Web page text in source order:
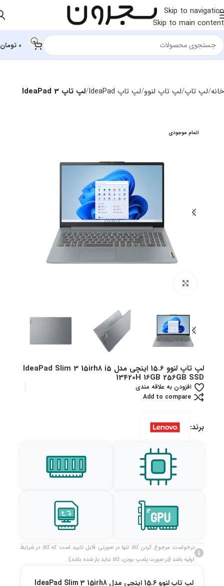
Skip to navigation
Skip to main content
0 تومان
خانه لپ تاپ لپ‌ تاپ لنوو لپ تاپ IdeaPad لپ تاپ IdeaPad 3
اتمام موجودی
لپ تاپ لنوو 15.6 اینچی مدل IdeaPad Slim 3 15irh8 i5
13420H 16GB 256GB SSD
افزودن به علاقه مندی
Add to compare
برند:
درخواست مرجوع کردن کالا تنها در صورتی قابل تایید است که کالا در شرایط
اولیه باشد (در صورت پلمپ بودن، کالا نباید باز شده باشد).
لپ تاپ لنوو 15.6 اینچی مدل IdeaPad Slim 3 15irh8